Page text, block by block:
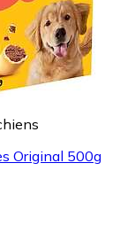
Original 500g